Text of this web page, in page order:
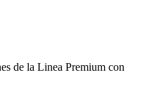
de la Linea Premium con